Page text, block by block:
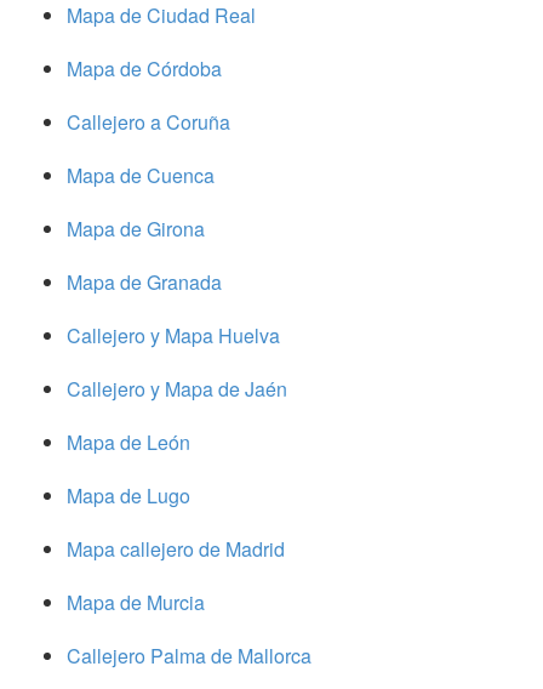
Mapa de Ciudad Real
Mapa de Córdoba
Callejero a Coruña
Mapa de Cuenca
Mapa de Girona
Mapa de Granada
Callejero y Mapa Huelva
Callejero y Mapa de Jaén
Mapa de León
Mapa de Lugo
Mapa callejero de Madrid
Mapa de Murcia
Callejero Palma de Mallorca